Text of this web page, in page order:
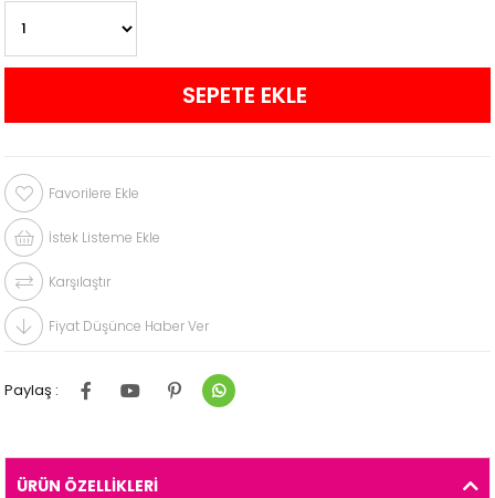
Favorilere Ekle
İstek Listeme Ekle
Karşılaştır
Fiyat Düşünce Haber Ver
Paylaş :
ÜRÜN ÖZELLIKLERI